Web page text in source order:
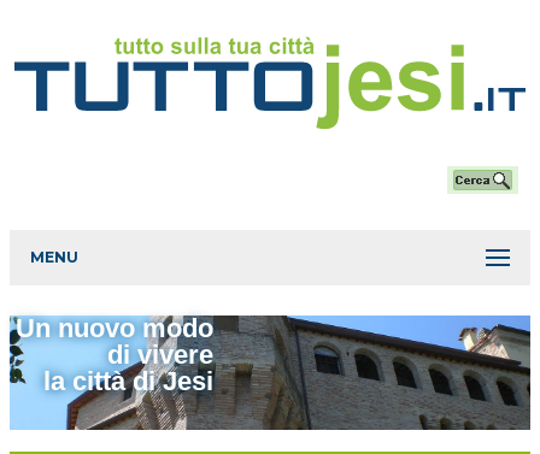
MENU
Un nuovo modo
di vivere
la città di Jesi